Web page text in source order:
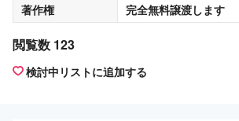
著作権
完全無料譲渡します
閲覧数 123
検討中リストに追加する